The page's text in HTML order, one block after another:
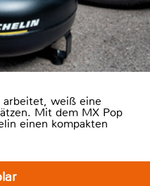
weiß eine
Mit dem MX Pop
einen kompakten